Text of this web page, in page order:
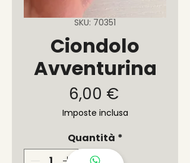
SKU: 70351
Ciondolo
Avventurina
6,00 €Prezzo
Imposte inclusa
Quantità *